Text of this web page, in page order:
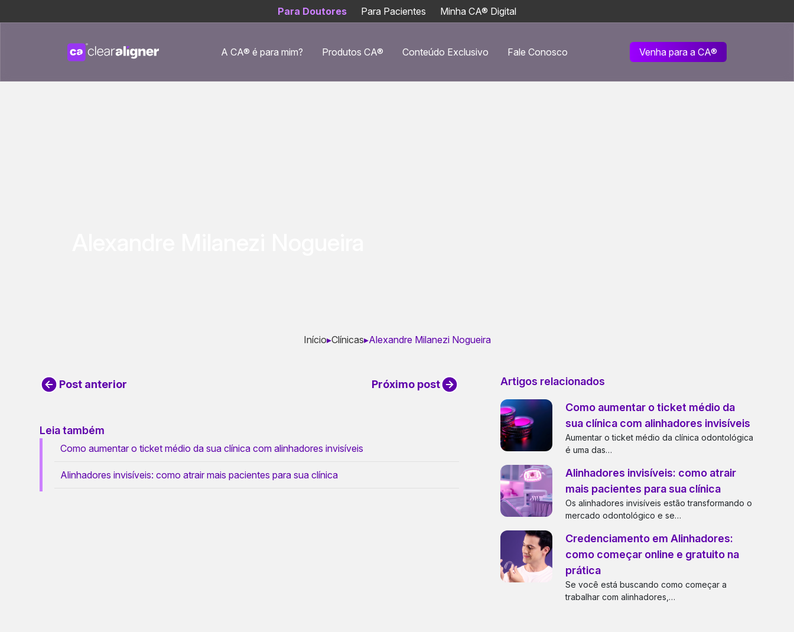
Para Doutores Para Pacientes Minha CA® Digital
A CA® é para mim? Produtos CA® Conteúdo Exclusivo Fale Conosco Venha para a CA®
Início▸Clínicas▸Alexandre Milanezi Nogueira
Post anterior Próximo post
Leia também
Como aumentar o ticket médio da sua clínica com alinhadores invisíveis
Alinhadores invisíveis: como atrair mais pacientes para sua clínica
Artigos relacionados
Como aumentar o ticket médio da
sua clínica com alinhadores invisíveis
Aumentar o ticket médio da clínica odontológica
é uma das…
Alinhadores invisíveis: como atrair
mais pacientes para sua clínica
Os alinhadores invisíveis estão transformando o
mercado odontológico e se…
Credenciamento em Alinhadores:
como começar online e gratuito na
prática
Se você está buscando como começar a
trabalhar com alinhadores,…